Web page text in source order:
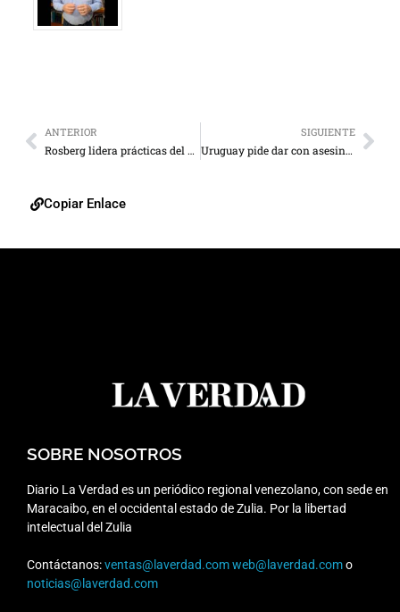
ANTERIOR
Rosberg lidera prácticas del GP de Abu Dabi
SIGUIENTE
Uruguay pide dar con asesinos de dirigente opositor venezolano
Copiar Enlace
SOBRE NOSOTROS
Diario La Verdad es un periódico regional venezolano, con sede en
Maracaibo, en el occidental estado de Zulia. Por la libertad
intelectual del Zulia
Contáctanos:ventas@laverdad.comweb@laverdad.como
noticias@laverdad.com